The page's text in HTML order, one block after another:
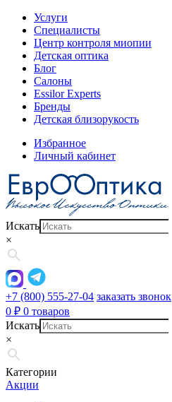
Услуги
Специалисты
Центр контроля миопии
Детская оптика
Блог
Салоны
Essilor Experts
Бренды
Детская близорукость
Избранное
Личный кабинет
Искать
×
+7 (800) 555-27-04 заказать звонок
0 ₽ 0 товаров
Искать
×
Категории
Акции